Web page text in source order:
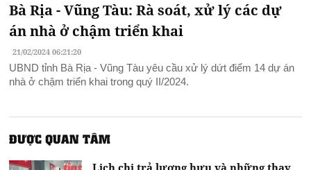
Bà Rịa - Vũng Tàu: Rà soát, xử lý các dự
án nhà ở chậm triển khai
21/02/2024 06:21:20
UBND tỉnh Bà Rịa - Vũng Tàu yêu cầu xử lý dứt điểm 14 dự án
nhà ở chậm triển khai trong quý II/2024.
ĐƯỢC QUAN TÂM